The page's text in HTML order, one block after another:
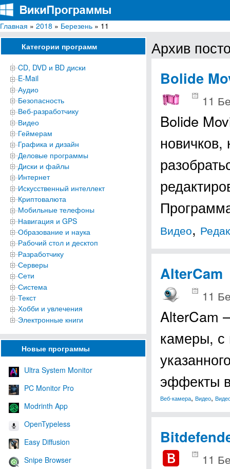
ВикиПрограммы
Энциклопедия бесплатных компьютерных программ для Windows
Главная » 2018 » Березень » 11
Категории программ
CD, DVD и BD диски
E-Mail
Аудио
Безопасность
Веб-разработчику
Видео
Геймерам
Графика и дизайн
Деловые программы
Диски и файлы
Интернет
Искусственный интеллект
Криптовалюта
Мобильные телефоны
Навигация и GPS
Образование и наука
Рабочий стол и десктоп
Разработчику
Серверы
Сети
Система
Текст
Хобби и увлечения
Электронные книги
Новые программы
Ultra System Monitor
PC Monitor Pro
Modrinth App
OpenTypeless
Easy Diffusion
Snipe Browser
Архив
Bolide
11
Bolide
новичков,
Видео,
AlterCam
11
AlterCam
камеры, с
эффекты
Веб-камера, Видео,
11